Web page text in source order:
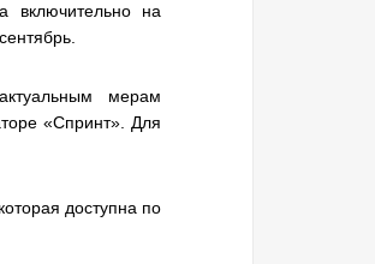
включительно на
мерам
«Спринт». Для
доступна по